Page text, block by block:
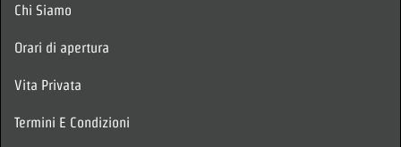
Chi Siamo
Orari di apertura
Vita Privata
Termini E Condizioni